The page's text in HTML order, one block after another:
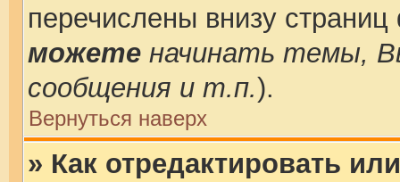
перечислены внизу
можете начинать темы,
сообщения и т.п.).
Вернуться наверх
» Как отредактировать